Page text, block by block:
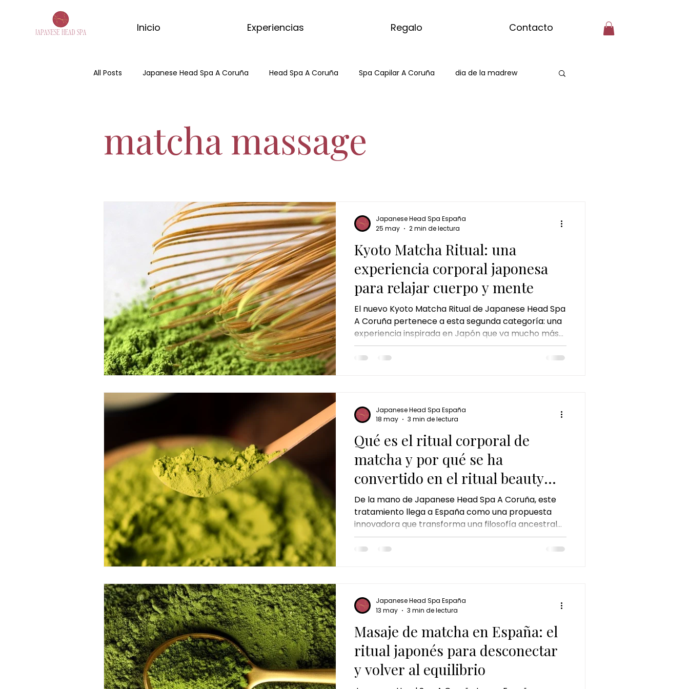
Inicio Experiencias Regalo Contacto
All Posts Japanese Head Spa A Coruña Head Spa A Coruña Spa Capilar A Coruña dia de la madrew
Spa Capilar masaje de matcha masaje del mundo kyoto matcha ritual
tratamiento corporal matcha masaje de matcha matcha massage
ritual corporal de matcha masaje corporal de jengibre ritual de jengibre masaje de jengibre
pekin ginger ritual masajes de mundo masaje de chocolate ritual de chocolate y pistacho
matcha massage
Kyoto Matcha Ritual: una
experiencia corporal japonesa
para relajar cuerpo y mente
El nuevo Kyoto Matcha Ritual de Japanese Head Spa
A Coruña pertenece a esta segunda categoría: una
experiencia inspirada en Japón que va mucho más
allá del masaje tradicional para convertirse en un
auténtico ritual corporal consciente, diseñado para
Japanese Head Spa España
25 may
2 min de lectura
Qué es el ritual corporal de
matcha y por qué se ha
convertido en el ritual beauty
japonés del momento
De la mano de Japanese Head Spa A Coruña, este
tratamiento llega a España como una propuesta
innovadora que transforma una filosofía ancestral
japonesa en una experiencia sensorial completa. El
Kyoto Matcha Ritual no es solo un masaje: es una
Japanese Head Spa España
18 may
3 min de lectura
Masaje de matcha en España: el
ritual japonés para desconectar
y volver al equilibrio
Japanese Head Spa España
13 may
3 min de lectura